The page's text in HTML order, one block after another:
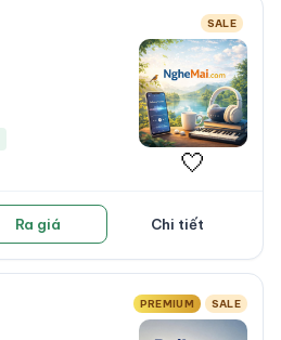
SALE
🤍
Ra giá Chi tiết
PREMIUM SALE